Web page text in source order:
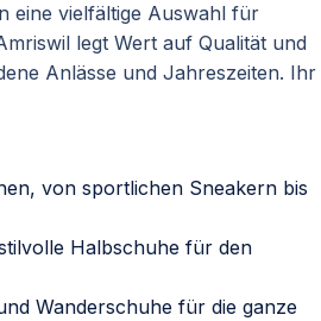
eine vielfältige Auswahl für
legt Wert auf Qualität und
Anlässe und Jahreszeiten. Ihr
von sportlichen Sneakern bis
Halbschuhe für den
Wanderschuhe für die ganze